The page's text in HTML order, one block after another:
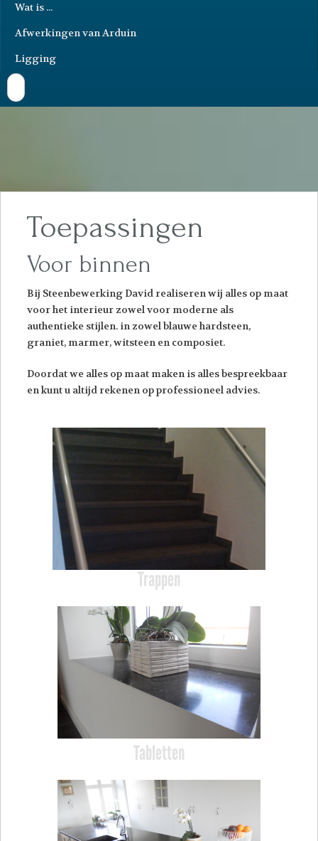
Wat is ...
Afwerkingen van Arduin
Ligging
Toepassingen
Voor binnen
Bij Steenbewerking David realiseren wij alles op maat
voor het interieur zowel voor moderne als
authentieke stijlen. in zowel blauwe hardsteen,
graniet, marmer, witsteen en composiet.
Doordat we alles op maat maken is alles bespreekbaar
en kunt u altijd rekenen op professioneel advies.
Trappen
Tabletten